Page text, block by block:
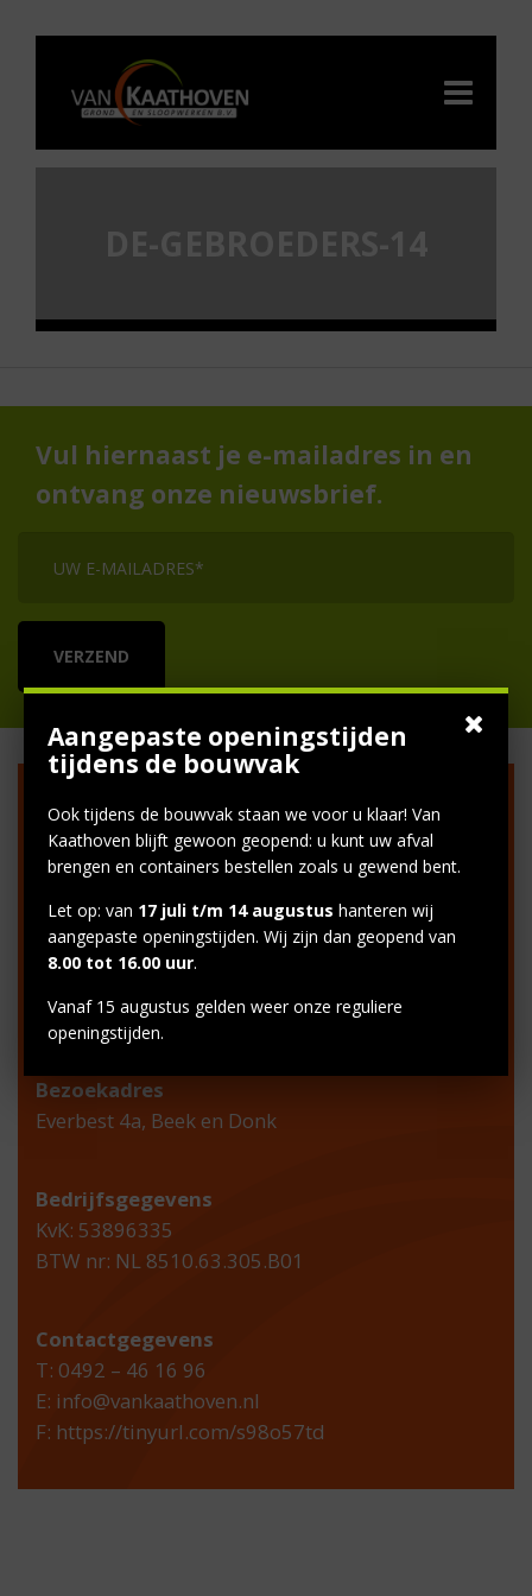
Vul hiernaast je e-mailadres in en
ontvang onze nieuwsbrief.
VAN KAATHOVEN
Postadres
info@vankaathoven.nl
Factuuradres
facturenvankaathovengs@vandalengroep.nl
Bezoekadres
Everbest 4a, Beek en Donk
Bedrijfsgegevens
KvK: 53896335
BTW nr: NL 8510.63.305.B01
Contactgegevens
T: 0492 – 46 16 96
E: info@vankaathoven.nl
F: https://tinyurl.com/s98o57td
Aangepaste openingstijden
tijdens de bouwvak
Ook tijdens de bouwvak staan we voor u klaar! Van
Kaathoven blijft gewoon geopend: u kunt uw afval
brengen en containers bestellen zoals u gewend bent.
Let op: van 17 juli t/m 14 augustus hanteren wij
aangepaste openingstijden. Wij zijn dan geopend van
8.00 tot 16.00 uur.
Vanaf 15 augustus gelden weer onze reguliere
openingstijden.